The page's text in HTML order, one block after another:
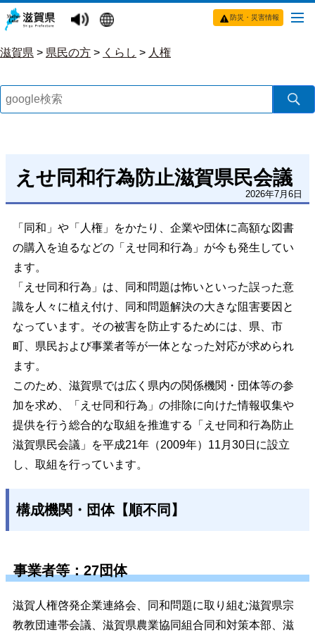
防災・災害情報
滋賀県 > 県民の方 > くらし > 人権
えせ同和行為防止滋賀県民会議
2026年7月6日
「同和」や「人権」をかたり、企業や団体に高額な図書
の購入を迫るなどの「えせ同和行為」が今も発生してい
ます。
「えせ同和行為」は、同和問題は怖いといった誤った意
識を人々に植え付け、同和問題解決の大きな阻害要因と
なっています。その被害を防止するためには、県、市
町、県民および事業者等が一体となった対応が求められ
ます。
このため、滋賀県では広く県内の関係機関・団体等の参
加を求め、「えせ同和行為」の排除に向けた情報収集や
提供を行う総合的な取組を推進する「えせ同和行為防止
滋賀県民会議」を平成21年（2009年）11月30日に設立
し、取組を行っています。
構成機関・団体【順不同】
事業者等：27団体
滋賀人権啓発企業連絡会、同和問題に取り組む滋賀県宗
教教団連帯会議、滋賀県農業協同組合同和対策本部、滋